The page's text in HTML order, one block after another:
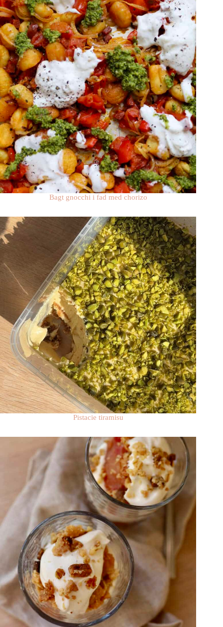
Bagt gnocchi i fad med chorizo
Pistacie tiramisu